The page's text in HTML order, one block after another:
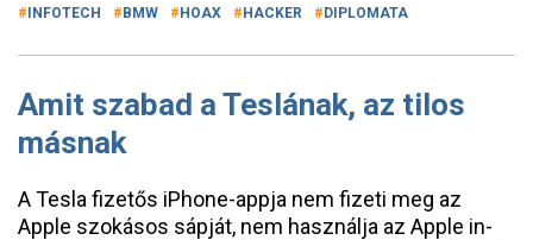
INFOTECH BMW HOAX HACKER DIPLOMATA
Amit szabad a Teslának, az tilos
másnak
A Tesla fizetős iPhone-appja nem fizeti meg az
Apple szokásos sápját, nem használja az Apple in-